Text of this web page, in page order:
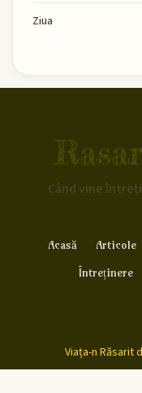
Ziua
Când vine
Acasă Articole
Întreținere
Viața-n Răsarit